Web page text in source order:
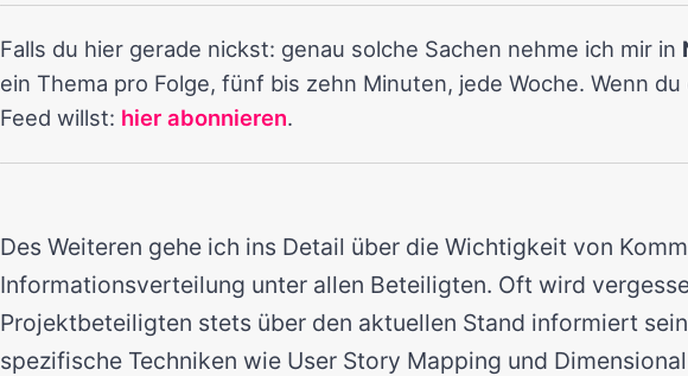
Falls du hier gerade nickst: genau solche Sachen nehme ich mir in
ein Thema pro Folge, fünf bis zehn Minuten, jede Woche. Wenn
Feed willst: hier abonnieren.
Des Weiteren gehe ich ins Detail über die Wichtigkeit von
Informationsverteilung unter allen Beteiligten. Oft wird
Projektbeteiligten stets über den aktuellen Stand informiert
spezifische Techniken wie User Story Mapping und